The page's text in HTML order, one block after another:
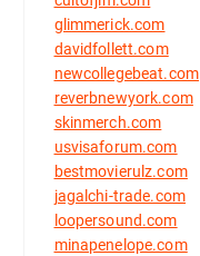
glimmerick.com
davidfollett.com
newcollegebeat.com
reverbnewyork.com
skinmerch.com
usvisaforum.com
bestmovierulz.com
jagalchi-trade.com
loopersound.com
minapenelope.com